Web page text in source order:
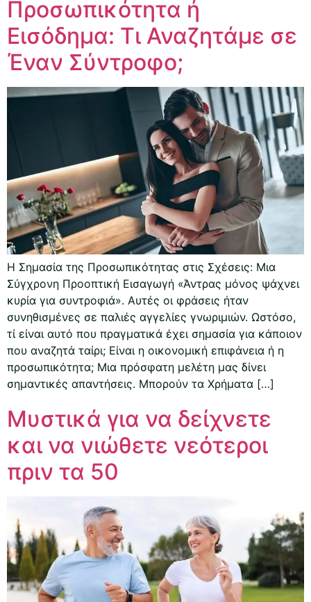
Προσωπικότητα ή
Εισόδημα: Τι Αναζητάμε σε
Έναν Σύντροφο;
Η Σημασία της Προσωπικότητας στις Σχέσεις: Μια
Σύγχρονη Προοπτική Εισαγωγή «Άντρας μόνος ψάχνει
κυρία για συντροφιά». Αυτές οι φράσεις ήταν
συνηθισμένες σε παλιές αγγελίες γνωριμιών. Ωστόσο,
τί είναι αυτό που πραγματικά έχει σημασία για κάποιον
που αναζητά ταίρι; Είναι η οικονομική επιφάνεια ή η
προσωπικότητα; Μια πρόσφατη μελέτη μας δίνει
σημαντικές απαντήσεις. Μπορούν τα Χρήματα […]
Μυστικά για να δείχνετε
και να νιώθετε νεότεροι
πριν τα 50